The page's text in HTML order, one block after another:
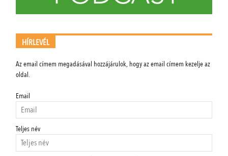
HÍRLEVÉL
Az email címem megadásával hozzájárulok, hogy az email címem kezelje az
oldal.
Email
Teljes név